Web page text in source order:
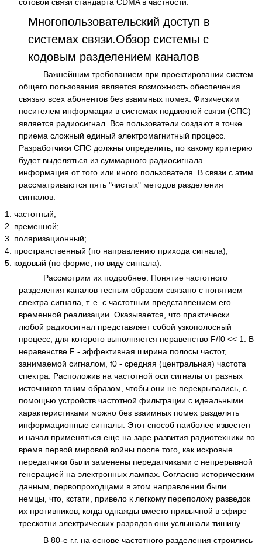
Многопользовательский доступ в
системах связи.Обзор системы с
кодовым разделением каналов
Важнейшим требованием при проектировании систем
общего пользования является возможность обеспечения
связью всех абонентов без взаимных помех. Физическим
носителем информации в системах подвижной связи (СПС)
является радиосигнал. Все пользователи создают в точке
приема сложный единый электромагнитный процесс.
Разработчики СПС должны определить, по какому критерию
будет выделяться из суммарного радиосигнала
информация от того или иного пользователя. В связи с этим
рассматриваются пять "чистых" методов разделения
сигналов:
частотный;
временной;
поляризационный;
пространственный (по направлению прихода сигнала);
кодовый (по форме, по виду сигнала).
Рассмотрим их подробнее. Понятие частотного
разделения каналов тесным образом связано с понятием
спектра сигнала, т. е. с частотным представлением его
временной реализации. Оказывается, что практически
любой радиосигнал представляет собой узкополосный
процесс, для которого выполняется неравенство F/f0 << 1. В
неравенстве F - эффективная ширина полосы частот,
занимаемой сигналом, f0 - средняя (центральная) частота
спектра. Расположив на частотной оси сигналы от разных
источников таким образом, чтобы они не перекрывались, с
помощью устройств частотной фильтрации с идеальными
характеристиками можно без взаимных помех разделять
информационные сигналы. Этот способ наиболее известен
и начал применяться еще на заре развития радиотехники во
время первой мировой войны после того, как искровые
передатчики были заменены передатчиками с непрерывной
генерацией на электронных лампах. Согласно историческим
данным, первопроходцами в этом направлении были
немцы, что, кстати, привело к легкому переполоху разведок
их противников, когда однажды вместо привычной в эфире
трескотни электрических разрядов они услышали тишину.
В 80-е г.г. на основе частотного разделения строились